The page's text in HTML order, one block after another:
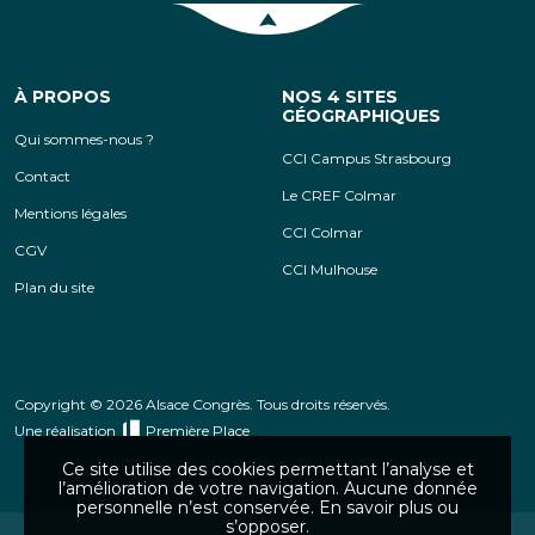
Retour en haut de la page
À PROPOS
Qui sommes-nous ?
Contact
Mentions légales
CGV
Plan du site
NOS 4 SITES
GÉOGRAPHIQUES
CCI Campus Strasbourg
Le CREF Colmar
CCI Colmar
CCI Mulhouse
Copyright © 2026 Alsace Congrès. Tous droits réservés.
Une réalisation
Première Place
Ce site utilise des cookies permettant l’analyse et
l’amélioration de votre navigation. Aucune donnée
personnelle n’est conservée. En savoir plus ou
s’opposer.